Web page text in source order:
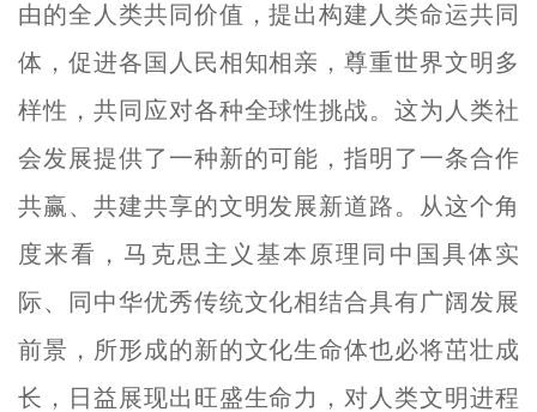
由的全人类共同价值，提出构建人类命运共同
体，促进各国人民相知相亲，尊重世界文明多
样性，共同应对各种全球性挑战。这为人类社
会发展提供了一种新的可能，指明了一条合作
共赢、共建共享的文明发展新道路。从这个角
度来看，马克思主义基本原理同中国具体实
际、同中华优秀传统文化相结合具有广阔发展
前景，所形成的新的文化生命体也必将茁壮成
长，日益展现出旺盛生命力，对人类文明进程